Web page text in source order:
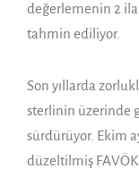
değerlemenin 2 ila
tahmin ediliyor.
Son yıllarda
sterlinin üzerinde
sürdürüyor. Ekim
düzeltilmiş